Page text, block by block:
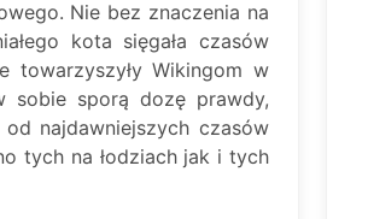
Nie bez znaczenia na
kota sięgała czasów
towarzyszyły Wikingom w
sobie sporą dozę prawdy,
najdawniejszych czasów
tych na łodziach jak i tych